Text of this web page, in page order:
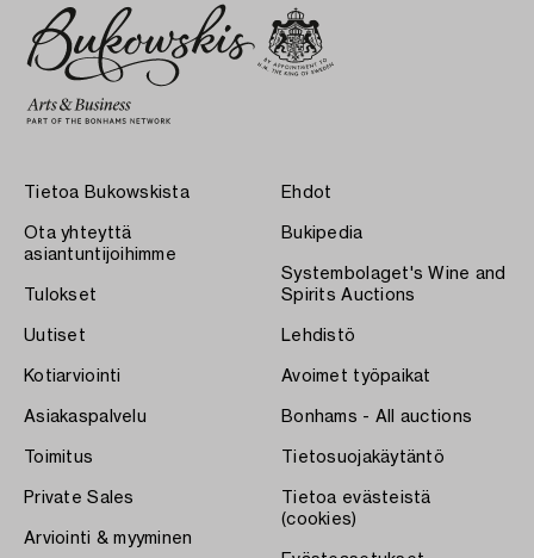
Tietoa Bukowskista
Ota yhteyttä
asiantuntijoihimme
Tulokset
Uutiset
Kotiarviointi
Asiakaspalvelu
Toimitus
Private Sales
Arviointi & myyminen
Ehdot
Bukipedia
Systembolaget's Wine and
Spirits Auctions
Lehdistö
Avoimet työpaikat
Bonhams - All auctions
Tietosuojakäytäntö
Tietoa evästeistä
(cookies)